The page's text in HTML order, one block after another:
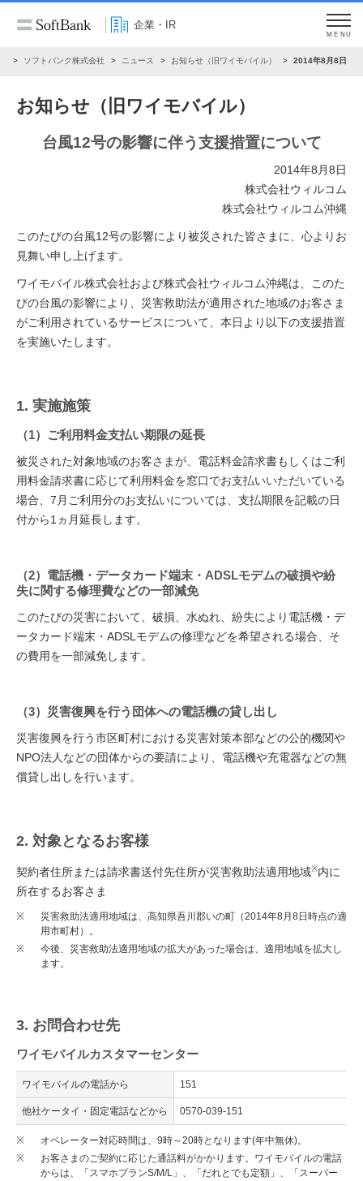
企業・IR
MENU
ソフトバンク株式会社 ニュース お知らせ（旧ワイモバイル） 2014年8月8日
お知らせ（旧ワイモバイル）
台風12号の影響に伴う支援措置について
2014年8月8日
株式会社ウィルコム
株式会社ウィルコム沖縄
このたびの台風12号の影響により被災された皆さまに、心よりお
見舞い申し上げます。
ワイモバイル株式会社および株式会社ウィルコム沖縄は、このた
びの台風の影響により、災害救助法が適用された地域のお客さま
がご利用されているサービスについて、本日より以下の支援措置
を実施いたします。
1. 実施施策
（1）ご利用料金支払い期限の延長
被災された対象地域のお客さまが、電話料金請求書もしくはご利
用料金請求書に応じて利用料金を窓口でお支払いいただいている
場合、7月ご利用分のお支払いについては、支払期限を記載の日
付から1ヵ月延長します。
（2）電話機・データカード端末・ADSLモデムの破損や紛
失に関する修理費などの一部減免
このたびの災害において、破損、水ぬれ、紛失により電話機・デ
ータカード端末・ADSLモデムの修理などを希望される場合、そ
の費用を一部減免します。
（3）災害復興を行う団体への電話機の貸し出し
災害復興を行う市区町村における災害対策本部などの公的機関や
NPO法人などの団体からの要請により、電話機や充電器などの無
償貸し出しを行います。
2. 対象となるお客様
契約者住所または請求書送付先住所が災害救助法適用地域※内に
所在するお客さま
※
災害救助法適用地域は、高知県吾川郡いの町（2014年8月8日時点の適
用市町村）。
※
今後、災害救助法適用地域の拡大があった場合は、適用地域を拡大し
ます。
3. お問合わせ先
ワイモバイルカスタマーセンター
ワイモバイルの電話から 151
他社ケータイ・固定電話などから 0570-039-151
※
オペレーター対応時間は、9時～20時となります(年中無休)。
※
お客さまのご契約に応じた通話料がかかります。ワイモバイルの電話
からは、「スマホプランS/M/L」、「だれとでも定額」、「スーパー